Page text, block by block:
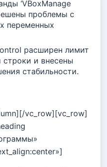
‘VBoxManage
проблемы с
переменных
расширен лимит
и внесены
стабильности.
vc_row][vc_row]